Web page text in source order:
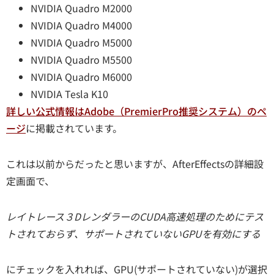
NVIDIA Quadro M2000
NVIDIA Quadro M4000
NVIDIA Quadro M5000
NVIDIA Quadro M5500
NVIDIA Quadro M6000
NVIDIA Tesla K10
詳しい公式情報はAdobe（PremierPro推奨システム）のペ
ージに掲載されています。
これは以前からだったと思いますが、AfterEffectsの詳細設
定画面で、
レイトレース３DレンダラーのCUDA高速処理のためにテス
トされておらず、サポートされていないGPUを有効にする
にチェックを入れれば、GPU(サポートされていない)が選択